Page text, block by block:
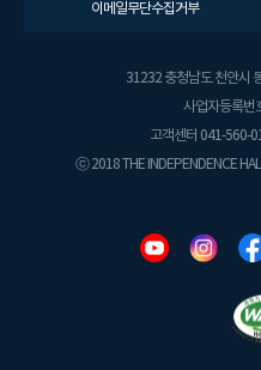
이메일무단수집거부
31232 충청남도 천안시
사업자등록번
고객센터 041-560-
ⓒ 2018 THE INDEPENDENCE